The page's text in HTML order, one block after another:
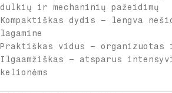
dulkių ir mechaninių pažeidimų
Kompaktiškas dydis – lengva
lagamine
Praktiškas vidus – organizuotas
Ilgaamžiškas – atsparus
kelionėms